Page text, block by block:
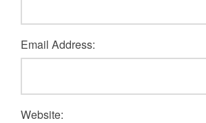
Email Address:
Website: